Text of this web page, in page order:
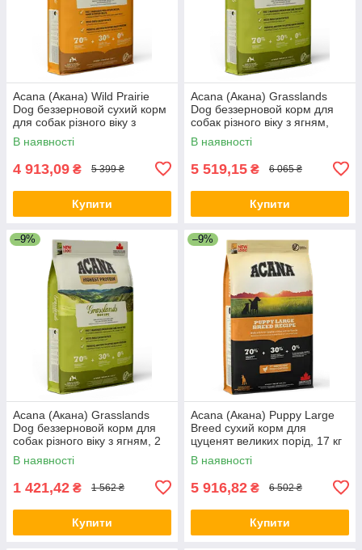
Acana (Акана) Wild Prairie
Dog беззерновой сухий корм
для собак різного віку з
курчам, 11.4 кг
В наявності
4 913,09 ₴ 5 399 ₴
Купити
Acana (Акана) Grasslands
Dog беззерновой корм для
собак різного віку з ягням,
11.4 кг
В наявності
5 519,15 ₴ 6 065 ₴
Купити
–9%
Acana (Акана) Grasslands
Dog беззерновой корм для
собак різного віку з ягням, 2
кг
В наявності
1 421,42 ₴ 1 562 ₴
Купити
–9%
Acana (Акана) Puppy Large
Breed сухий корм для
цуценят великих порід, 17 кг
В наявності
5 916,82 ₴ 6 502 ₴
Купити